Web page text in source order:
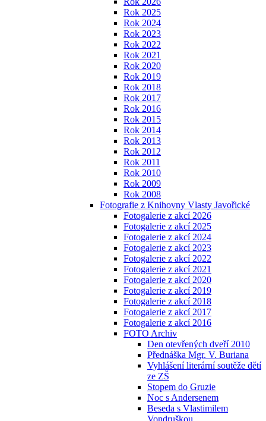
Rok 2025
Rok 2024
Rok 2023
Rok 2022
Rok 2021
Rok 2020
Rok 2019
Rok 2018
Rok 2017
Rok 2016
Rok 2015
Rok 2014
Rok 2013
Rok 2012
Rok 2011
Rok 2010
Rok 2009
Rok 2008
Fotografie z Knihovny Vlasty Javořické
Fotogalerie z akcí 2026
Fotogalerie z akcí 2025
Fotogalerie z akcí 2024
Fotogalerie z akcí 2023
Fotogalerie z akcí 2022
Fotogalerie z akcí 2021
Fotogalerie z akcí 2020
Fotogalerie z akcí 2019
Fotogalerie z akcí 2018
Fotogalerie z akcí 2017
Fotogalerie z akcí 2016
FOTO Archiv
Den otevřených dveří 2010
Přednáška Mgr. V. Buriana
Vyhlášení literární soutěže dětí
ze ZŠ
Stopem do Gruzie
Noc s Andersenem
Beseda s Vlastimilem
Vondruškou